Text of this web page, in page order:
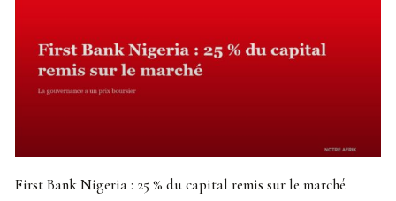
First Bank Nigeria : 25 % du capital remis sur le marché